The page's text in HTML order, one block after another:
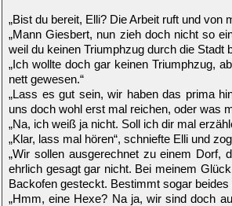
„Bist du bereit, Elli? Die Arbeit ruft und von
„Mann Giesbert, nun zieh doch nicht so
weil du keinen Triumphzug durch die Stadt
„Ich wollte doch gar keinen Triumphzug,
nett gewesen.“
„Lass es gut sein, wir haben das prima
uns doch wohl erst mal reichen, oder was
„Na, ich weiß ja nicht. Soll ich dir mal
„Klar, lass mal hören“, schniefte Elli und
„Wir sollen ausgerechnet zu einem Dorf,
ehrlich gesagt gar nicht. Bei meinem
Backofen gesteckt. Bestimmt sogar beides
„Hmm, eine Hexe? Na ja, wir sind doch